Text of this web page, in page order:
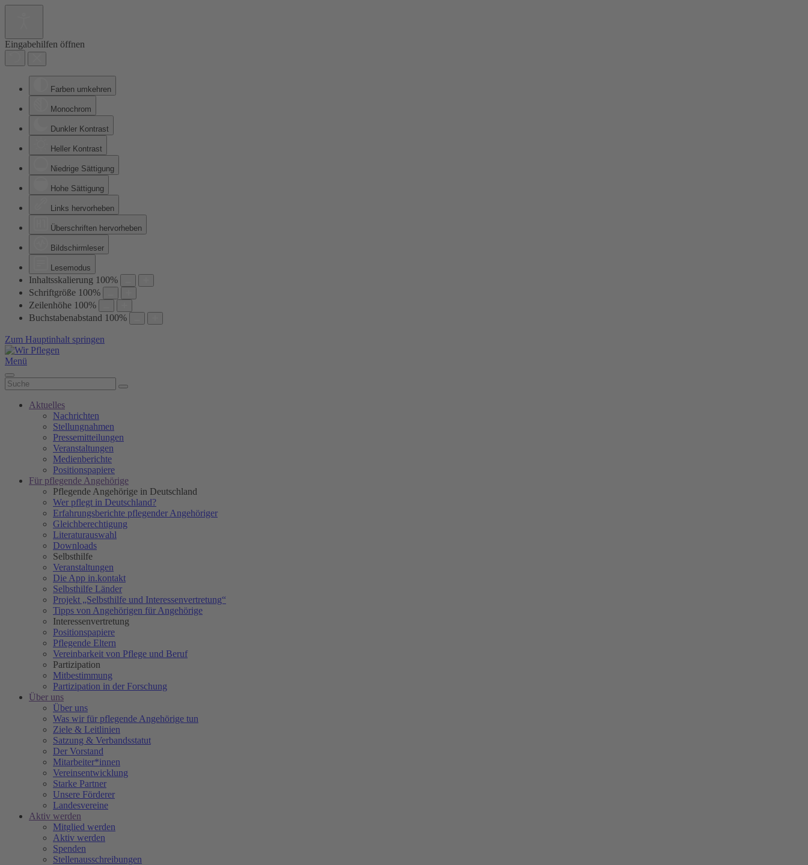
Eingabehilfen öffnen
Farben umkehren
Monochrom
Dunkler Kontrast
Heller Kontrast
Niedrige Sättigung
Hohe Sättigung
Links hervorheben
Überschriften hervorheben
Bildschirmleser
Lesemodus
Inhaltsskalierung 100%
Schriftgröße 100%
Zeilenhöhe 100%
Buchstabenabstand 100%
Zum Hauptinhalt springen
Menü
Aktuelles
Nachrichten
Stellungnahmen
Pressemitteilungen
Veranstaltungen
Medienberichte
Positionspapiere
Für pflegende Angehörige
Pflegende Angehörige in Deutschland
Wer pflegt in Deutschland?
Erfahrungsberichte pflegender Angehöriger
Gleichberechtigung
Literaturauswahl
Downloads
Selbsthilfe
Veranstaltungen
Die App in.kontakt
Selbsthilfe Länder
Projekt „Selbsthilfe und Interessenvertretung“
Tipps von Angehörigen für Angehörige
Interessenvertretung
Positionspapiere
Pflegende Eltern
Vereinbarkeit von Pflege und Beruf
Partizipation
Mitbestimmung
Partizipation in der Forschung
Über uns
Über uns
Was wir für pflegende Angehörige tun
Ziele & Leitlinien
Satzung & Verbandsstatut
Der Vorstand
Mitarbeiter*innen
Vereinsentwicklung
Starke Partner
Unsere Förderer
Landesvereine
Aktiv werden
Mitglied werden
Aktiv werden
Spenden
Stellenausschreibungen